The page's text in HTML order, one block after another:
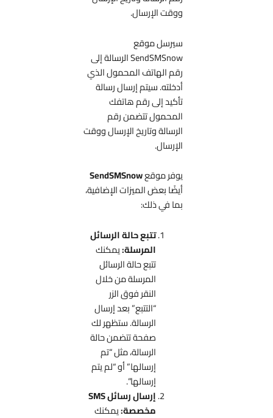
ووقت الإرسال.
سيرسل موقع
SendSMSnow الرسالة إلى
رقم الهاتف المحمول الذي
أدخلته. سيتم إرسال رسالة
تأكيد إلى رقم هاتفك
المحمول تتضمن رقم
الرسالة وتاريخ الإرسال ووقت
الإرسال.
يوفر موقعSendSMSnow
أيضًا بعض الميزات الإضافية،
بما في ذلك:
تتبع حالة الرسائل
المرسلة:يمكنك
تتبع حالة الرسائل
المرسلة من خلال
النقر فوق الزر
“التتبع” بعد إرسال
الرسالة. ستظهر لك
صفحة تتضمن حالة
الرسالة، مثل “تم
إرسالها” أو “لم يتم
إرسالها”.
إرسال رسائل SMS
مخصصة:يمكنك